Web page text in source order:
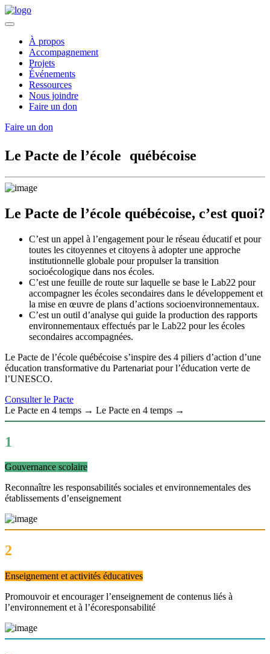
À propos
Accompagnement
Projets
Événements
Ressources
Nous joindre
Faire un don
Faire un don
Le Pacte de l’école québécoise
Le Pacte de l’école québécoise, c’est quoi?
C’est un appel à l’engagement pour le réseau éducatif et pour
toutes les citoyennes et citoyens à adopter une approche
institutionnelle globale pour propulser la transition
socioécologique dans nos écoles.
C’est une feuille de route sur laquelle se base le Lab22 pour
accompagner les écoles secondaires dans le développement et
la mise en œuvre de plans d’actions socioenvironnementaux.
C’est un outil d’analyse qui guide la production des rapports
environnementaux effectués par le Lab22 pour les écoles
secondaires accompagnées.
Le Pacte de l’école québécoise s’inspire des 4 piliers d’action d’une
éducation transformative du Partenariat pour l’éducation verte de
l’UNESCO.
Consulter le Pacte
Le Pacte en 4 temps → Le Pacte en 4 temps →
1
Gouvernance scolaire
Reconnaître les responsabilités sociales et environnementales des
établissements d’enseignement
2
Enseignement et activités éducatives
Promouvoir et encourager l’enseignement de contenus liés à
l’environnement et à l’écoresponsabilité